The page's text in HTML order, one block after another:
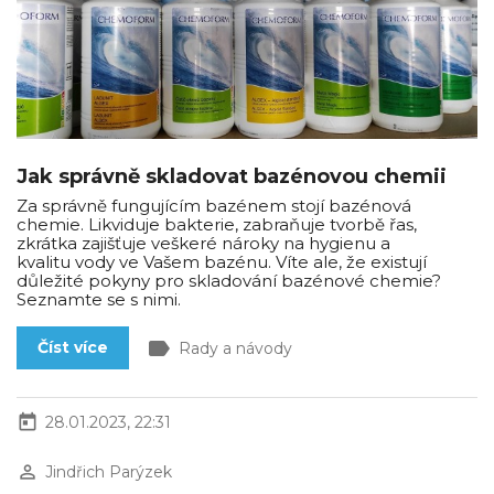
Jak správně skladovat bazénovou chemii
Za správně fungujícím bazénem stojí bazénová
chemie. Likviduje bakterie, zabraňuje tvorbě řas,
zkrátka zajišťuje veškeré nároky na hygienu a
kvalitu vody ve Vašem bazénu. Víte ale, že existují
důležité pokyny pro skladování bazénové chemie?
Seznamte se s nimi.
Číst více label Rady a návody
today 28.01.2023, 22:31
perm_identity Jindřich Parýzek